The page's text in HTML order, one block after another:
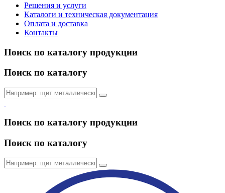
Решения и услуги
Каталоги и техническая документация
Оплата и доставка
Контакты
Поиск по каталогу продукции
Поиск по каталогу
Поиск по каталогу продукции
Поиск по каталогу